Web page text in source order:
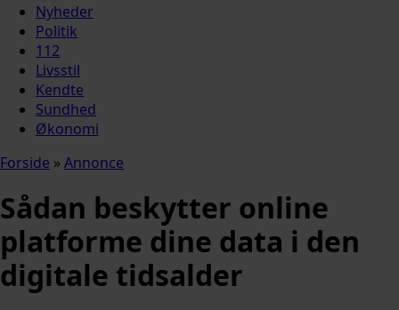
Nyheder
Politik
112
Livsstil
Kendte
Sundhed
Økonomi
Forside » Annonce
Sådan beskytter online
platforme dine data i den
digitale tidsalder